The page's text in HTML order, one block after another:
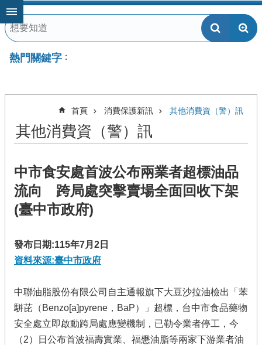
跳到主要內容區塊
熱門關鍵字
首頁 消費保護新訊 其他消費資（警）訊
其他消費資（警）訊
中市食安處首波公布兩業者超標油品
流向 跨局處突擊賣場全面回收下架
(臺中市政府)
發布日期:115年7月2日
資料來源:臺中市政府
中聯油脂股份有限公司自主通報旗下大豆沙拉油檢出「苯
駢芘（Benzo[a]pyrene，BaP）」超標，台中市食品藥物
安全處立即啟動跨局處應變機制，已勒令業者停工，今
（2）日公布首波福壽實業、福懋油脂等兩家下游業者油